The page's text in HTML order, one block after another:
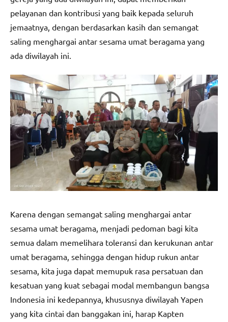
pelayanan dan kontribusi yang baik kepada seluruh
jemaatnya, dengan berdasarkan kasih dan semangat
saling menghargai antar sesama umat beragama yang
ada diwilayah ini.
Karena dengan semangat saling menghargai antar
sesama umat beragama, menjadi pedoman bagi kita
semua dalam memelihara toleransi dan kerukunan antar
umat beragama, sehingga dengan hidup rukun antar
sesama, kita juga dapat memupuk rasa persatuan dan
kesatuan yang kuat sebagai modal membangun bangsa
Indonesia ini kedepannya, khususnya diwilayah Yapen
yang kita cintai dan banggakan ini, harap Kapten